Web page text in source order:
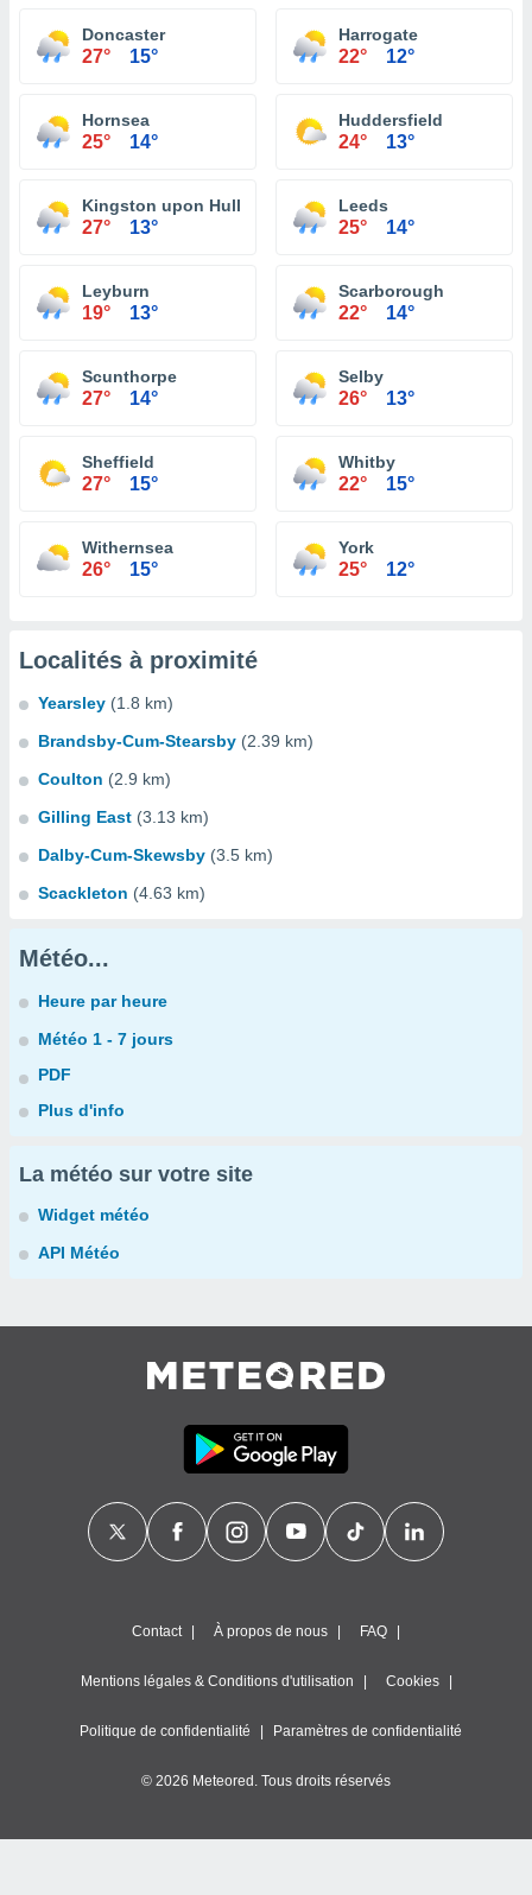
Doncaster
27° 15°
Harrogate
22° 12°
Hornsea
25° 14°
Huddersfield
24° 13°
Kingston upon Hull
27° 13°
Leeds
25° 14°
Leyburn
19° 13°
Scarborough
22° 14°
Scunthorpe
27° 14°
Selby
26° 13°
Sheffield
27° 15°
Whitby
22° 15°
Withernsea
26° 15°
York
25° 12°
Localités à proximité
Yearsley (1.8 km)
Brandsby-Cum-Stearsby (2.39 km)
Coulton (2.9 km)
Gilling East (3.13 km)
Dalby-Cum-Skewsby (3.5 km)
Scackleton (4.63 km)
Météo...
Heure par heure
Météo 1 - 7 jours
PDF
Plus d'info
La météo sur votre site
Widget météo
API Météo
Contact À propos de nous FAQ
Mentions légales & Conditions d'utilisation Cookies
Politique de confidentialité Paramètres de confidentialité
© 2026 Meteored. Tous droits réservés